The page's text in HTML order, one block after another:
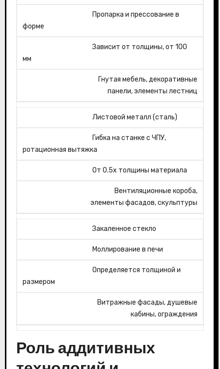
Пропарка и прессование в
форме
Зависит от толщины, от 100
мм
Гнутая мебель, декоративные
панели, элементы лестниц
Листовой металл (сталь)
Гибка на станке с ЧПУ,
ротационная вытяжка
От 0.5x толщины материала
Вентиляционные короба,
элементы фасадов, скульптуры
Закаленное стекло
Моллирование в печи
Определяется толщиной и
размером
Витражные фасады, душевые
кабины, ограждения
Роль аддитивных